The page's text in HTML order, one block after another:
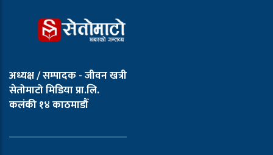
अध्यक्ष / सम्पादक - जीवन खत्री
सेतोमाटो मिडिया प्रा.लि.
कलंकी १४ काठमाडौँ